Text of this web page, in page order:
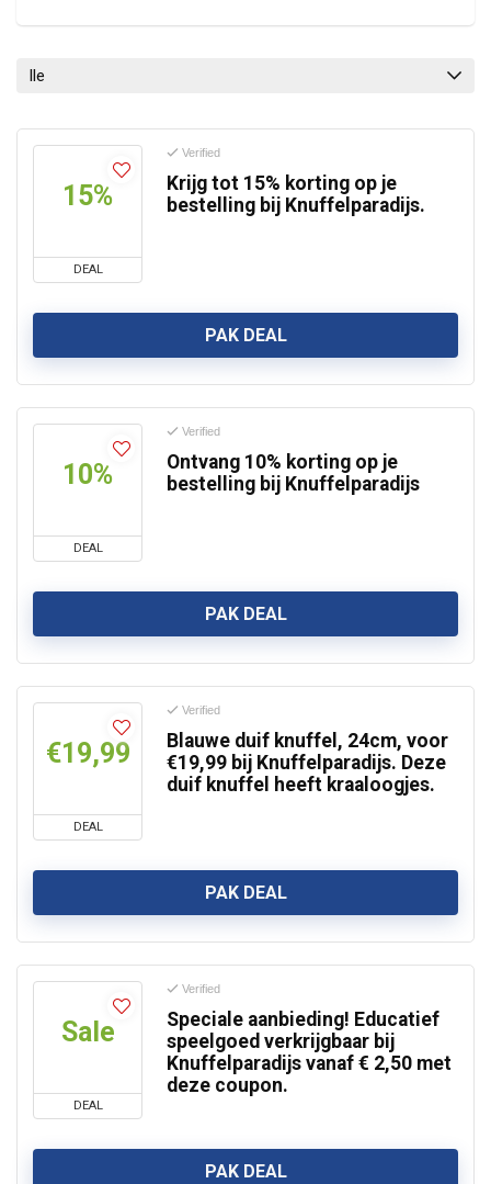
lle
15%
DEAL
Verified
Krijg tot 15% korting op je
bestelling bij Knuffelparadijs.
PAK DEAL
10%
DEAL
Verified
Ontvang 10% korting op je
bestelling bij Knuffelparadijs
PAK DEAL
€19,99
DEAL
Verified
Blauwe duif knuffel, 24cm, voor
€19,99 bij Knuffelparadijs. Deze
duif knuffel heeft kraaloogjes.
PAK DEAL
Sale
DEAL
Verified
Speciale aanbieding! Educatief
speelgoed verkrijgbaar bij
Knuffelparadijs vanaf € 2,50 met
deze coupon.
PAK DEAL